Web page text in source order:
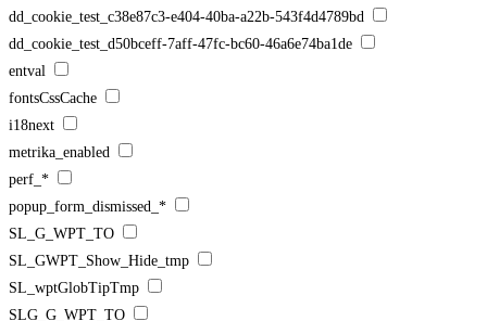
dd_cookie_test_c38e87c3-e404-40ba-a22b-543f4d4789bd
dd_cookie_test_d50bceff-7aff-47fc-bc60-46a6e74ba1de
entval
fontsCssCache
i18next
metrika_enabled
perf_*
popup_form_dismissed_*
SL_G_WPT_TO
SL_GWPT_Show_Hide_tmp
SL_wptGlobTipTmp
SLG_G_WPT_TO